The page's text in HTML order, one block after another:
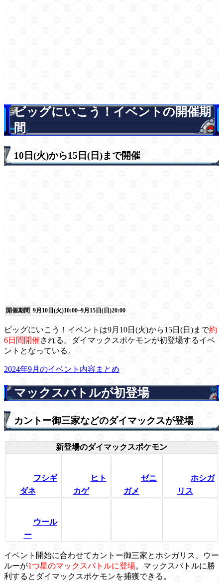
ビッグにいこう！イベントの開催期
間
10日(火)から15日(日)まで開催
開催期間 9月10日(火)10:00~9月15日(日)20:00
ビッグにいこう！イベントは9月10日(火)から15日(日)まで約
6日間開催される。ダイマックスポケモンが初登場するイベ
ントとなっている。
2024年9月のイベント内容まとめ
マックスバトルが初登場
カントー御三家などのダイマックスが登場
新登場のダイマックスポケモン
フシギ
ダネ
ヒト
カゲ
ゼニ
ガメ
ホシガ
リス
ウール
ー
イベント開始に合わせてカントー御三家とホシガリス、ウー
ルーが1つ星のマックスバトルに登場。マックスバトルに勝
利するとダイマックスポケモンを捕獲できる。